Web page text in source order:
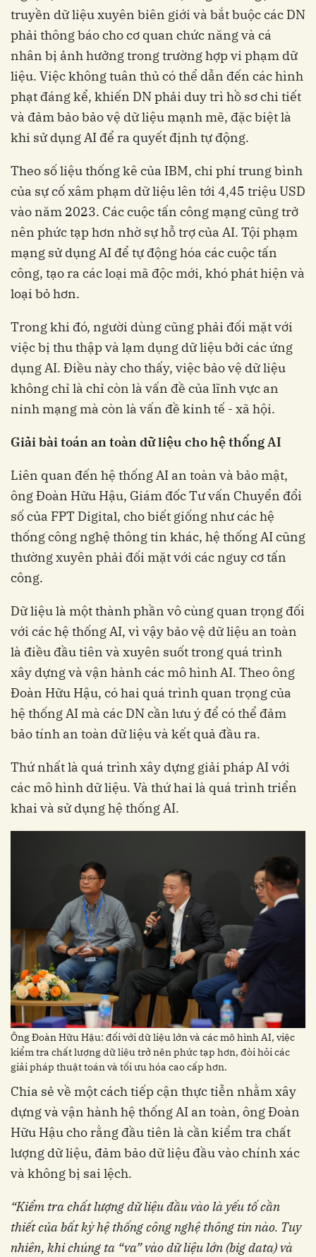
truyền dữ liệu xuyên biên giới và bắt buộc các DN
phải thông báo cho cơ quan chức năng và cá
nhân bị ảnh hưởng trong trường hợp vi phạm dữ
liệu. Việc không tuân thủ có thể dẫn đến các hình
phạt đáng kể, khiến DN phải duy trì hồ sơ chi tiết
và đảm bảo bảo vệ dữ liệu mạnh mẽ, đặc biệt là
khi sử dụng AI để ra quyết định tự động.
Theo số liệu thống kê của IBM, chi phí trung bình
của sự cố xâm phạm dữ liệu lên tới 4,45 triệu USD
vào năm 2023. Các cuộc tấn công mạng cũng trở
nên phức tạp hơn nhờ sự hỗ trợ của AI. Tội phạm
mạng sử dụng AI để tự động hóa các cuộc tấn
công, tạo ra các loại mã độc mới, khó phát hiện và
loại bỏ hơn.
Trong khi đó, người dùng cũng phải đối mặt với
việc bị thu thập và lạm dụng dữ liệu bởi các ứng
dụng AI. Điều này cho thấy, việc bảo vệ dữ liệu
không chỉ là chỉ còn là vấn đề của lĩnh vực an
ninh mạng mà còn là vấn đề kinh tế - xã hội.
Giải bài toán an toàn dữ liệu cho hệ thống AI
Liên quan đến hệ thống AI an toàn và bảo mật,
ông Đoàn Hữu Hậu, Giám đốc Tư vấn Chuyển đổi
số của FPT Digital, cho biết giống như các hệ
thống công nghệ thông tin khác, hệ thống AI cũng
thường xuyên phải đối mặt với các nguy cơ tấn
công.
Dữ liệu là một thành phần vô cùng quan trọng đối
với các hệ thống AI, vì vậy bảo vệ dữ liệu an toàn
là điều đầu tiên và xuyên suốt trong quá trình
xây dựng và vận hành các mô hình AI. Theo ông
Đoàn Hữu Hậu, có hai quá trình quan trọng của
hệ thống AI mà các DN cần lưu ý để có thể đảm
bảo tính an toàn dữ liệu và kết quả đầu ra.
Thứ nhất là quá trình xây dựng giải pháp AI với
các mô hình dữ liệu. Và thứ hai là quá trình triển
khai và sử dụng hệ thống AI.
Ông Đoàn Hữu Hậu: đối với dữ liệu lớn và các mô hình AI, việc
kiểm tra chất lượng dữ liệu trở nên phức tạp hơn, đòi hỏi các
giải pháp thuật toán và tối ưu hóa cao cấp hơn.
Chia sẻ về một cách tiếp cận thực tiễn nhằm xây
dựng và vận hành hệ thống AI an toàn, ông Đoàn
Hữu Hậu cho rằng đầu tiên là cần kiểm tra chất
lượng dữ liệu, đảm bảo dữ liệu đầu vào chính xác
và không bị sai lệch.
“Kiểm tra chất lượng dữ liệu đầu vào là yếu tố cần
thiết của bất kỳ hệ thống công nghệ thông tin nào. Tuy
nhiên, khi chúng ta “va” vào dữ liệu lớn (big data) và